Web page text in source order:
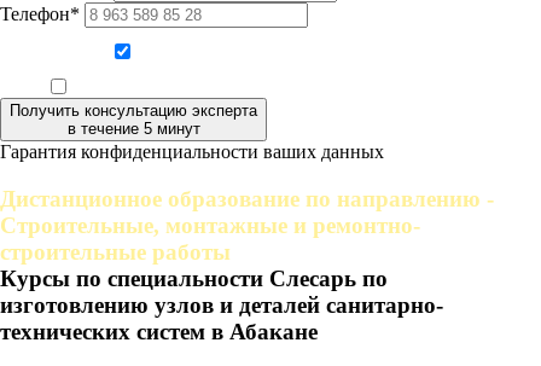
Телефон*
Получить консультацию эксперта
в течение 5 минут
Гарантия конфиденциальности ваших данных
Дистанционное образование по направлению -
Строительные, монтажные и ремонтно-
строительные работы
Курсы по специальности Слесарь по
изготовлению узлов и деталей санитарно-
технических систем в Абакане